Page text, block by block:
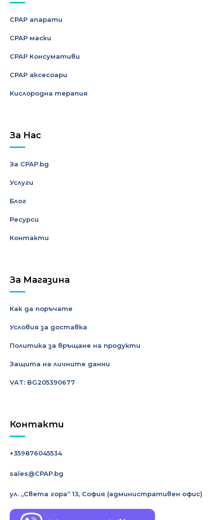
CPAP апарати
CPAP маски
CPAP Консумативи
CPAP аксесоари
Кислородна терапия
За Нас
За CPAP.bg
Услуги
Блог
Ресурси
Контакти
За Магазина
Как да поръчате
Условия за доставка
Политика за връщане на продукти
Защита на личните данни
VAT: BG205390677
Контакти
+359876045534
sales@CPAP.bg
ул. „Света гора“ 13, София (административен офис)